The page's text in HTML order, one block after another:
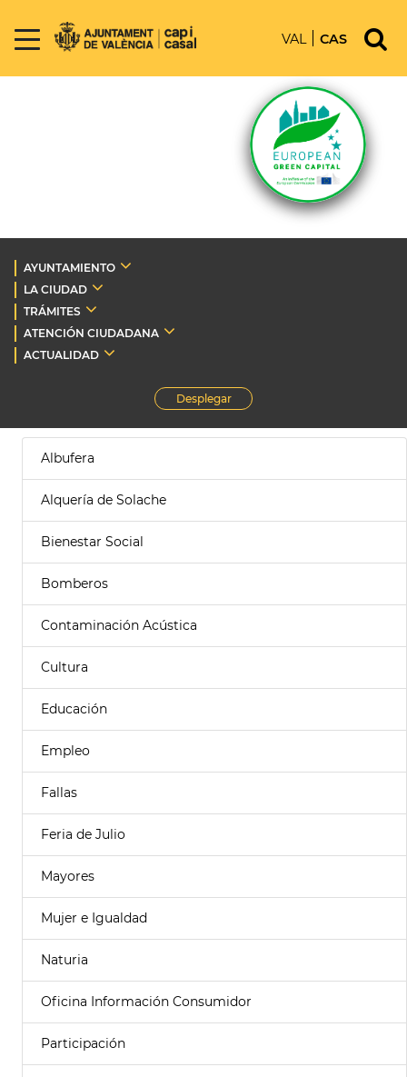
VAL CAS
AYUNTAMIENTO
LA CIUDAD
TRÁMITES
ATENCIÓN CIUDADANA
ACTUALIDAD
Desplegar
Albufera
Alquería de Solache
Bienestar Social
Bomberos
Contaminación Acústica
Cultura
Educación
Empleo
Fallas
Feria de Julio
Mayores
Mujer e Igualdad
Naturia
Oficina Información Consumidor
Participación